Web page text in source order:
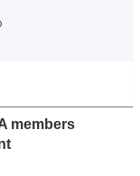
members